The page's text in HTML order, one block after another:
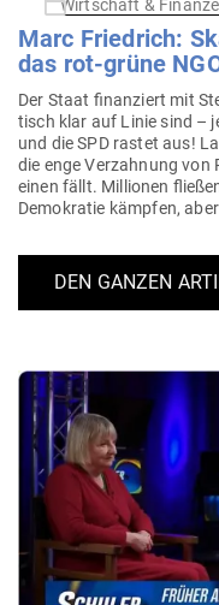
Wirtschaft &
Marc Friedrich:
das rot-grüne
Der Staat finan­ziert mit
tisch klar auf Linie sind –
und die SPD rastet aus!
die enge Ver­zahnung von
einen fällt. Mil­lionen
Demo­kratie kämpfen,
DEN GANZEN